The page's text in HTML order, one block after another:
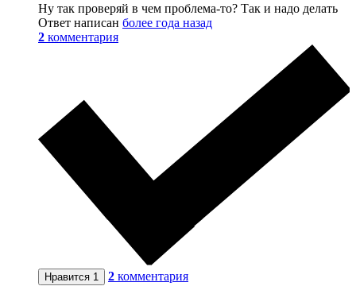
Ну так проверяй в чем проблема-то? Так и надо делать
Ответ написан более года назад
2 комментария
Нравится 1 2 комментария